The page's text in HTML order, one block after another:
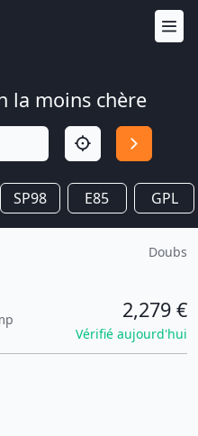
la moins chère
SP98 E85 GPL
Doubs
2,279 €
Vérifié aujourd'hui